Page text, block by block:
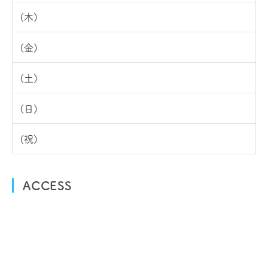
ACCESS